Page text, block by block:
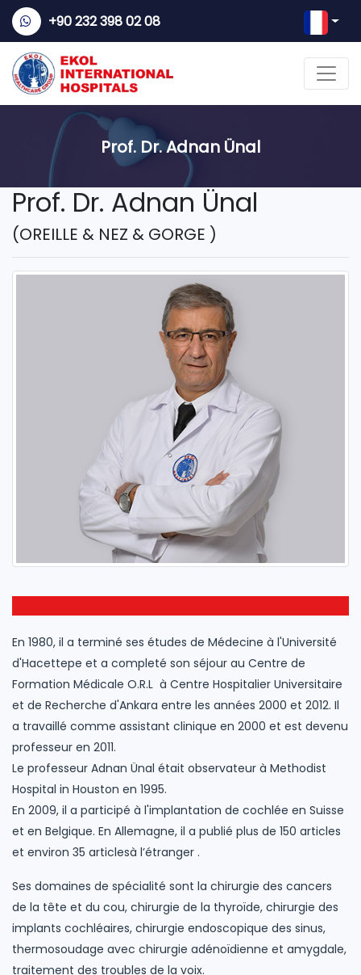
+90 232 398 02 08
Prof. Dr. Adnan Ünal
Prof. Dr. Adnan Ünal
(OREILLE & NEZ & GORGE )
En 1980, il a terminé ses études de Médecine à l'Université
d'Hacettepe et a completé son séjour au Centre de
Formation Médicale O.R.L à Centre Hospitalier Universitaire
et de Recherche d'Ankara entre les années 2000 et 2012. Il
a travaillé comme assistant clinique en 2000 et est devenu
professeur en 2011.
Le professeur Adnan Ünal était observateur à Methodist
Hospital in Houston en 1995.
En 2009, il a participé à l'implantation de cochlée en Suisse
et en Belgique. En Allemagne, il a publié plus de 150 articles
et environ 35 articlesà l’étranger .
Ses domaines de spécialité sont la chirurgie des cancers
de la tête et du cou, chirurgie de la thyroïde, chirurgie des
implants cochléaires, chirurgie endoscopique des sinus,
thermosoudage avec chirurgie adénoïdienne et amygdale,
traitement des troubles de la voix.